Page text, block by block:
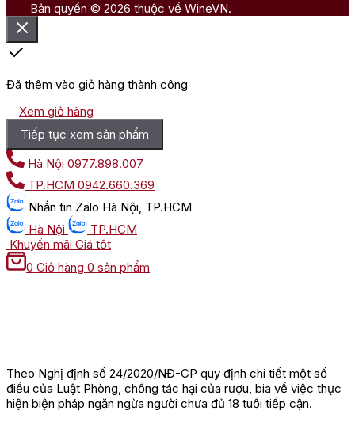
Bản quyền © 2026 thuộc về WineVN.
Đã thêm vào giỏ hàng thành công
Xem giỏ hàng
Tiếp tục xem sản phẩm
Hà Nội 0977.898.007
TP.HCM 0942.660.369
Nhắn tin Zalo Hà Nội, TP.HCM
Hà Nội
TP.HCM
Khuyến mãi Giá tốt
0 Giỏ hàng 0 sản phẩm
Theo Nghị định số 24/2020/NĐ-CP quy định chi tiết một số
điều của Luật Phòng, chống tác hại của rượu, bia về việc thực
hiện biện pháp ngăn ngừa người chưa đủ 18 tuổi tiếp cận.